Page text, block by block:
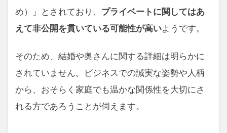
め）」とされており、 プライベートに関してはあ
えて非公開を貫いている可能性が高いようです。
そのため、結婚や奥さんに関する詳細は明らかに
されていません。ビジネスでの誠実な姿勢や人柄
から、おそらく家庭でも温かな関係性を大切にさ
れる方であろうことが伺えます。